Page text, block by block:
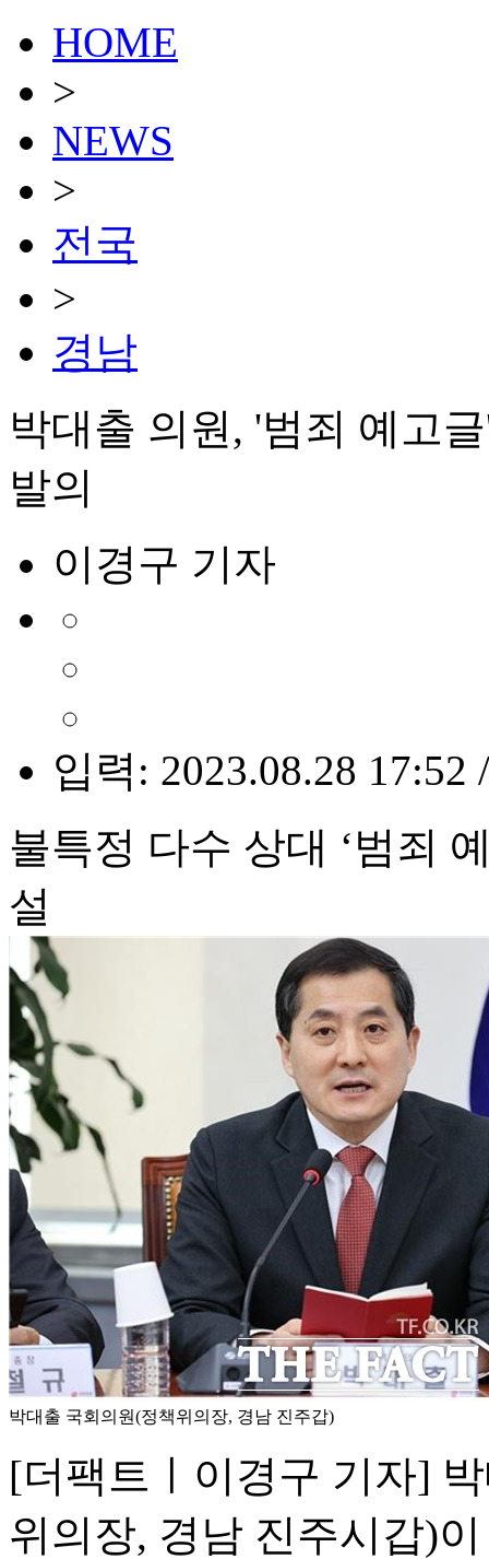
HOME
>
NEWS
>
전국
>
경남
박대출 의원, '범죄 예고
발의
이경구 기자
입력: 2023.08.28 17:52
불특정 다수 상대 ‘범죄
설
박대출 국회의원(정책위의장, 경남 진주갑)
[더팩트ㅣ이경구 기자]
위의장, 경남 진주시갑)